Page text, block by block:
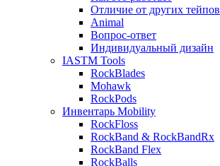
Отличие от других тейпов
Animal
Вопрос-ответ
Индивидуальный дизайн
IASTM Tools
RockBlades
Mohawk
RockPods
Инвентарь Mobility
RockFloss
RockBand & RockBandRx
RockBand Flex
RockBalls